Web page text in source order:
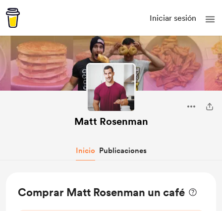
Iniciar sesión
Matt Rosenman
Inicio Publicaciones
Comprar Matt Rosenman un café